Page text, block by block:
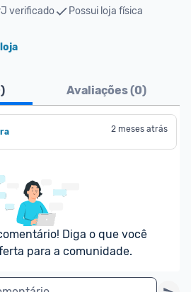
verificado
Possui loja física
) Avaliações (0)
2 meses atrás
Diga o que você
para a comunidade.